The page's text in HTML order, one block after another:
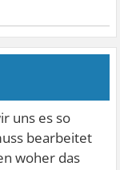
uns es so
bearbeitet
woher das